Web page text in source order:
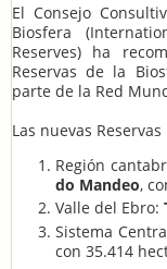
El Consejo
Biosfera
Reserves) ha
Reservas de la
parte de la Red
Las nuevas
Región
do Mandeo,
Valle del Ebro:
Sistema
con 35.414